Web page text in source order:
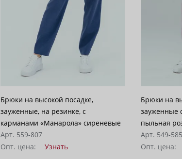
Брюки на высокой посадке,
зауженные, на резинке, с
карманами «Манарола» сиреневые
Арт. 559-807
Опт. цена:
Узнать
Брюки на
зауженные с
пыльная
Арт. 549-585
Опт. цена: